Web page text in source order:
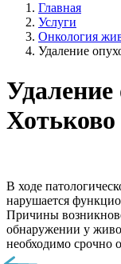
Главная
Услуги
Онкология
Удаление
Хотьково
В ходе
нарушается
Причины
обнаружении у
необходимо срочно